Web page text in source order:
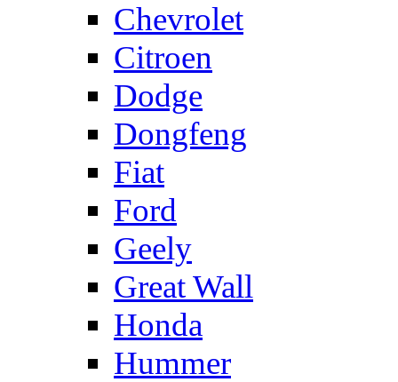
Chevrolet
Citroen
Dodge
Dongfeng
Fiat
Ford
Geely
Great Wall
Honda
Hummer